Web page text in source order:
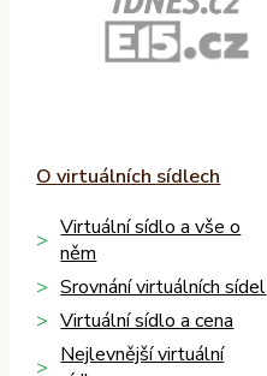
O virtuálních sídlech
Virtuální sídlo a vše o
něm
Srovnání virtuálních sídel
Virtuální sídlo a cena
Nejlevnější virtuální